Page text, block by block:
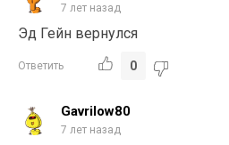
7 лет назад
Эд Гейн вернулся
Ответить 0
Gavrilow80
7 лет назад